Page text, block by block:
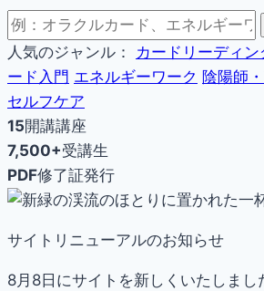
人気のジャンル： カードリーディン
ード入門 エネルギーワーク 陰陽師
セルフケア
15開講講座
7,500+受講生
PDF修了証発行
サイトリニューアルのお知らせ
8月8日にサイトを新しくいたしまし